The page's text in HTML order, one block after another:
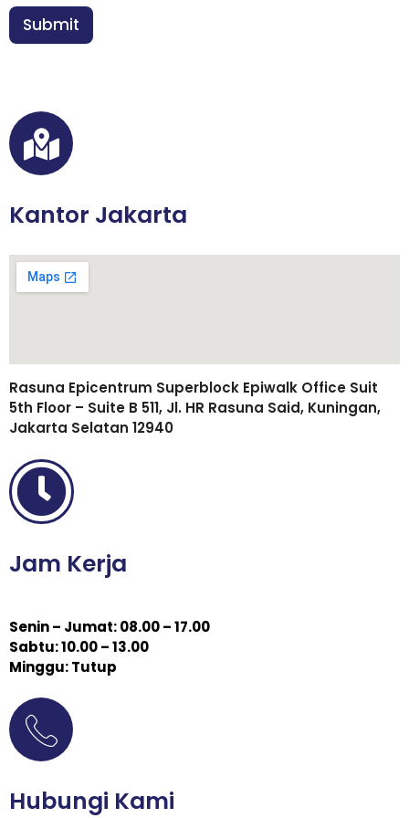
*
Submit
Kantor Jakarta
Rasuna Epicentrum Superblock Epiwalk Office Suit
5th Floor – Suite B 511, Jl. HR Rasuna Said, Kuningan,
Jakarta Selatan 12940
Jam Kerja
Senin – Jumat: 08.00 – 17.00
Sabtu: 10.00 – 13.00
Minggu: Tutup
Hubungi Kami